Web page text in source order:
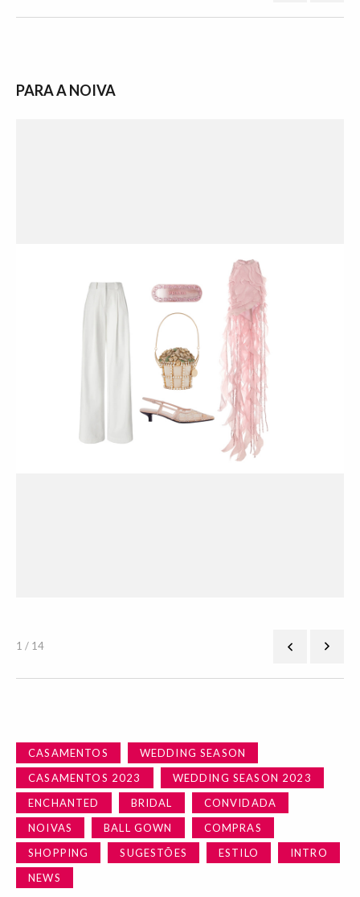
PARA A NOIVA
1 / 14
CASAMENTOS
WEDDING SEASON
CASAMENTOS 2023
WEDDING SEASON 2023
ENCHANTED
BRIDAL
CONVIDADA
NOIVAS
BALL GOWN
COMPRAS
SHOPPING
SUGESTÕES ESTILO
INTRO
NEWS